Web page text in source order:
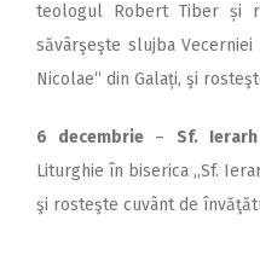
teologul Robert Tiber și
săvârşeşte slujba
Nicolae“ din Galați, şi
6 decembrie – Sf.
Liturghie în biserica ,,Sf.
şi rosteşte cuvânt de